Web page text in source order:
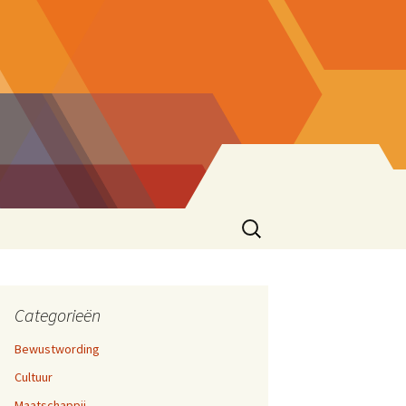
17,
Zoeken
naar:
Categorieën
Bewustwording
Cultuur